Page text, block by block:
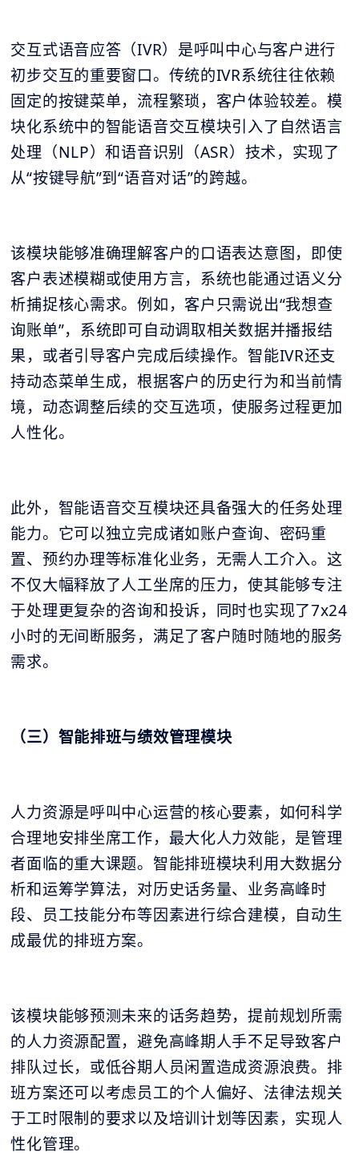
交互式语音应答（IVR）是呼叫中心与客户进行
初步交互的重要窗口。传统的IVR系统往往依赖
固定的按键菜单，流程繁琐，客户体验较差。模
块化系统中的智能语音交互模块引入了自然语言
处理（NLP）和语音识别（ASR）技术，实现了
从“按键导航”到“语音对话”的跨越。
该模块能够准确理解客户的口语表达意图，即使
客户表述模糊或使用方言，系统也能通过语义分
析捕捉核心需求。例如，客户只需说出“我想查
询账单”，系统即可自动调取相关数据并播报结
果，或者引导客户完成后续操作。智能IVR还支
持动态菜单生成，根据客户的历史行为和当前情
境，动态调整后续的交互选项，使服务过程更加
人性化。
此外，智能语音交互模块还具备强大的任务处理
能力。它可以独立完成诸如账户查询、密码重
置、预约办理等标准化业务，无需人工介入。这
不仅大幅释放了人工坐席的压力，使其能够专注
于处理更复杂的咨询和投诉，同时也实现了7x24
小时的无间断服务，满足了客户随时随地的服务
需求。
（三）智能排班与绩效管理模块
人力资源是呼叫中心运营的核心要素，如何科学
合理地安排坐席工作，最大化人力效能，是管理
者面临的重大课题。智能排班模块利用大数据分
析和运筹学算法，对历史话务量、业务高峰时
段、员工技能分布等因素进行综合建模，自动生
成最优的排班方案。
该模块能够预测未来的话务趋势，提前规划所需
的人力资源配置，避免高峰期人手不足导致客户
排队过长，或低谷期人员闲置造成资源浪费。排
班方案还可以考虑员工的个人偏好、法律法规关
于工时限制的要求以及培训计划等因素，实现人
性化管理。